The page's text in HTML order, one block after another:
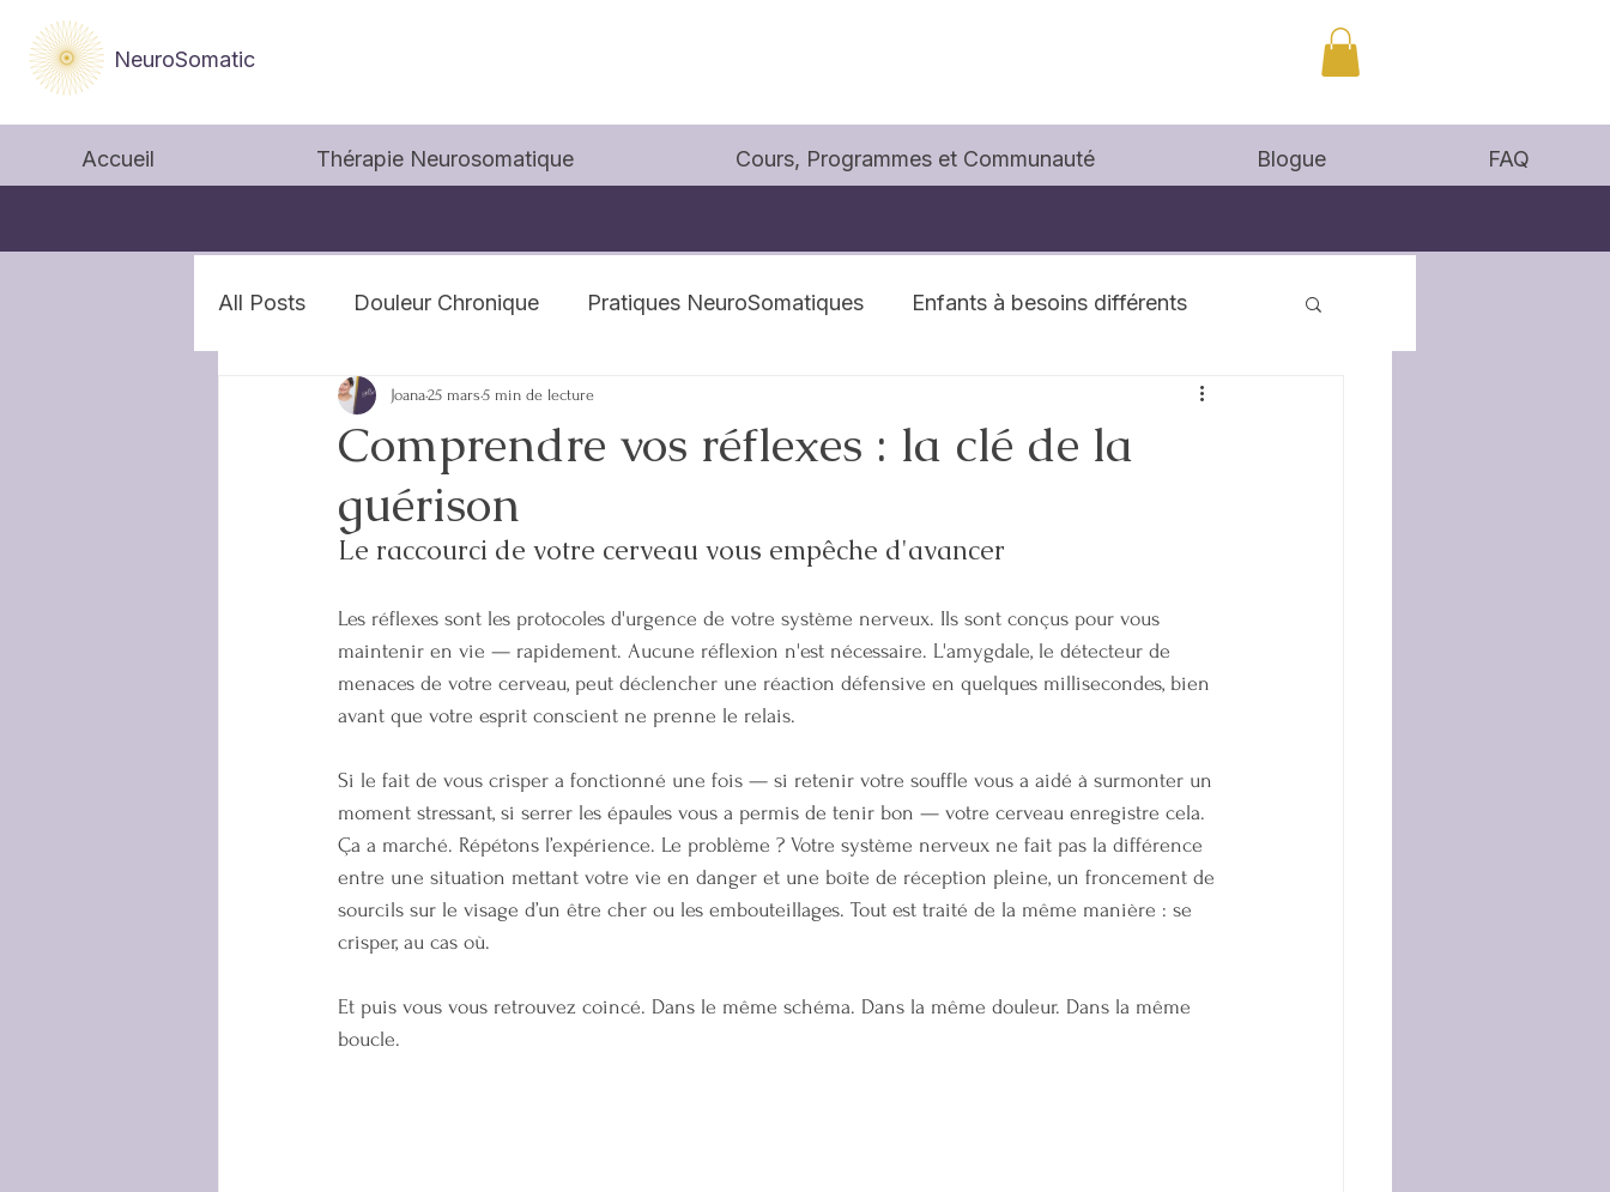
NeuroSomatic
Accueil Thérapie Neurosomatique Cours, Programmes et Communauté Blogue FAQ
All Posts Douleur Chronique Pratiques NeuroSomatiques Enfants à besoins différents
Comprendre vos réflexes : la clé de la
guérison
Joana25 mars 5 min de lecture
Le raccourci de votre cerveau vous empêche d'avancer
Les réflexes sont les protocoles d'urgence de votre système nerveux. Ils sont conçus pour vous
maintenir en vie — rapidement. Aucune réflexion n'est nécessaire. L'amygdale, le détecteur de
menaces de votre cerveau, peut déclencher une réaction défensive en quelques millisecondes, bien
avant que votre esprit conscient ne prenne le relais.
Si le fait de vous crisper a fonctionné une fois — si retenir votre souffle vous a aidé à surmonter un
moment stressant, si serrer les épaules vous a permis de tenir bon — votre cerveau enregistre cela.
Ça a marché. Répétons l’expérience. Le problème ? Votre système nerveux ne fait pas la différence
entre une situation mettant votre vie en danger et une boîte de réception pleine, un froncement de
sourcils sur le visage d’un être cher ou les embouteillages. Tout est traité de la même manière : se
crisper, au cas où.
Et puis vous vous retrouvez coincé. Dans le même schéma. Dans la même douleur. Dans la même
boucle.